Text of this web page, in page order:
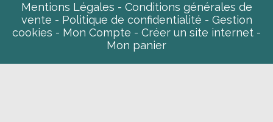
Mentions Légales
Conditions générales de
vente
Politique de confidentialité
Gestion
cookies
Mon Compte
Créer un site internet
Mon panier